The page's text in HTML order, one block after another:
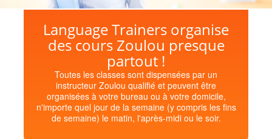
Language Trainers organise
des cours Zoulou presque
partout !
Toutes les classes sont dispensées par un
instructeur Zoulou qualifié et peuvent être
organisées à votre bureau ou à votre domicile,
n'importe quel jour de la semaine (y compris les fins
de semaine) le matin, l'après-midi ou le soir.